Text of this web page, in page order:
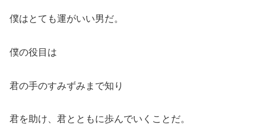
僕はとても運がいい男だ。
僕の役目は
君の手のすみずみまで知り
君を助け、君とともに歩んでいくことだ。